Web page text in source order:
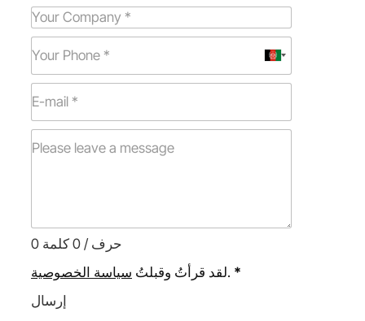
0 حرف / 0 كلمة
لقد قرأتُ وقبلتُ سياسة الخصوصية . *
إرسال